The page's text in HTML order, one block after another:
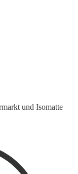
und Isomatte